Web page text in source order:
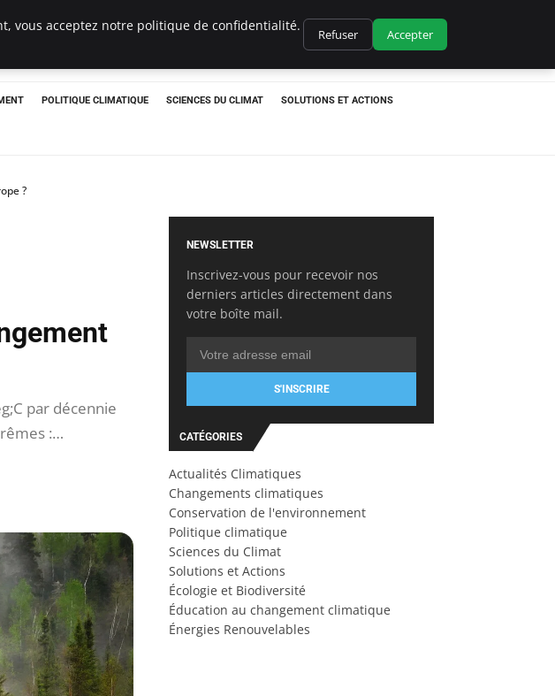
POLITIQUE CLIMATIQUE SCIENCES DU CLIMAT SOLUTIONS ET ACTIONS
?
par décennie
:…
NEWSLETTER
Inscrivez-vous pour recevoir nos
derniers articles directement dans
votre boîte mail.
S'INSCRIRE
CATÉGORIES
Actualités Climatiques
Changements climatiques
Conservation de l'environnement
Politique climatique
Sciences du Climat
Solutions et Actions
Écologie et Biodiversité
Éducation au changement climatique
Énergies Renouvelables
vous acceptez notre politique de confidentialité.
Refuser Accepter